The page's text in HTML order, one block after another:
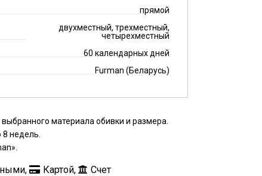
прямой
двухместный, трехместный,
четырехместный
60 календарных дней
Furman (Беларусь)
материала обивки и размера.
недель.
Картой, Счет